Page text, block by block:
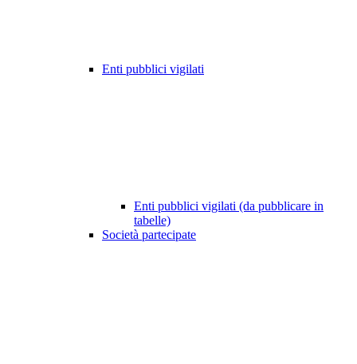
Enti pubblici vigilati
Enti pubblici vigilati (da pubblicare in
tabelle)
Società partecipate